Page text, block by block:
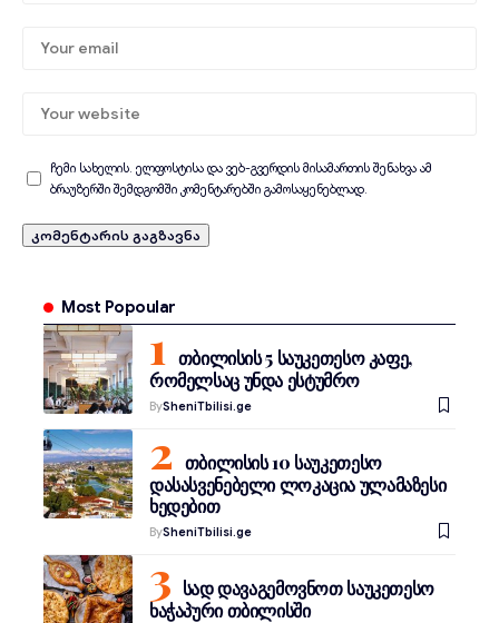
ჩემი სახელის. ელფოსტისა და ვებ-გვერდის მისამართის შენახვა ამ
ბრაუზერში შემდგომში კომენტარებში გამოსაყენებლად.
Most Popoular
თბილისის 5 საუკეთესო კაფე,
რომელსაც უნდა ესტუმრო
BySheniTbilisi.ge
თბილისის 10 საუკეთესო
დასასვენებელი ლოკაცია ულამაზესი
ხედებით
BySheniTbilisi.ge
სად დავაგემოვნოთ საუკეთესო
ხაჭაპური თბილისში